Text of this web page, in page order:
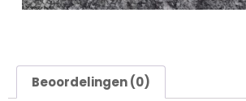
Beoordelingen (0)